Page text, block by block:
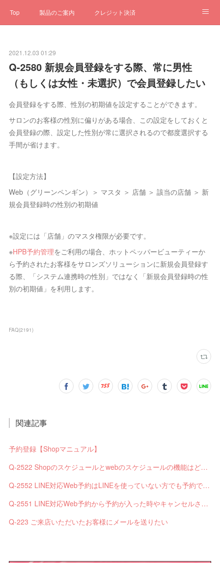
Top 製品のご案内 クレジット決済
2021.12.03 01:29
Q-2580 新規会員登録をする際、常に男性
（もしくは女性・未選択）で会員登録したい
会員登録をする際、性別の初期値を設定することができます。
サロンのお客様の性別に偏りがある場合、この設定をしておくと
会員登録の際、設定した性別が常に選択されるので都度選択する
手間が省けます。
【設定方法】
Web（グリーンペンギン）＞ マスタ ＞ 店舗 ＞ 該当の店舗 ＞ 新
規会員登録時の性別の初期値
※設定には「店舗」のマスタ権限が必要です。
※HPB予約管理をご利用の場合、ホットペッパービューティーか
ら予約されたお客様をサロンズソリューションに新規会員登録す
る際、「システム連携時の性別」ではなく「新規会員登録時の性
別の初期値」を利用します。
FAQ(2191)
関連記事
予約登録【Shopマニュアル】
Q-2522 Shopのスケジュールとwebのスケジュールの機能はどう違いますか？
Q-2552 LINE対応Web予約はLINEを使っていない方でも予約できますか？
Q-2551 LINE対応Web予約から予約が入った時やキャンセルされた時、サロンやお客様へは通知されますか？
Q-223 ご来店いただいたお客様にメールを送りたい